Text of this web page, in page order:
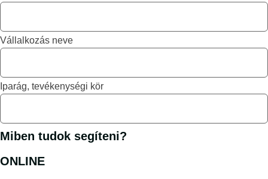
Vállalkozás neve
Iparág, tevékenységi kör
Miben tudok segíteni?
ONLINE